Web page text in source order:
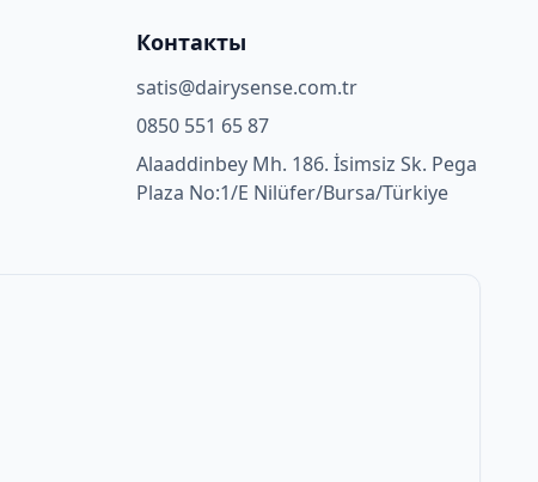
Контакты
satis@dairysense.com.tr
0850 551 65 87
Alaaddinbey Mh. 186. İsimsiz Sk. Pega
Plaza No:1/E Nilüfer/Bursa/Türkiye